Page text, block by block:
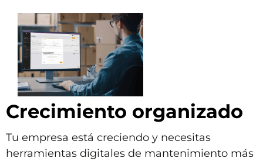
Crecimiento organizado
Tu empresa está creciendo y necesitas
herramientas digitales de mantenimiento más